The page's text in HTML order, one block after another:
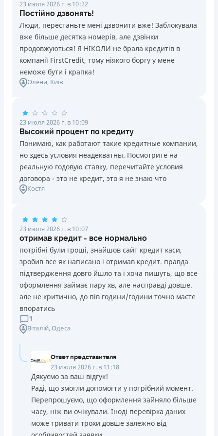
23 июля 2026 г. в 10:22
Постійно дзвонять!
Люди, перестаньте мені дзвонити вже! Заблокувала
вже більше десятка номерів, але дзвінки
продовжуються! Я НІКОЛИ не брала кредитів в
компанії FirstCredit, тому ніякого боргу у мене
неможе бути і крапка!
Олена, Київ
23 июля 2026 г. в 10:09
Высокий процент по кредиту
Понимаю, как работают такие кредитные компании,
но здесь условия неадекватны. Посмотрите на
реальную годовую ставку, перечитайте условия
договора - это не кредит, это я не знаю что
Костя
23 июля 2026 г. в 10:07
отримав кредит - все нормально
потрібні були гроші, знайшов сайт кредит каси,
зробив все як написано і отримав кредит. правда
підтвердження довго йшло та і хоча пишуть, що все
оформлення займає пару хв, але насправді довше.
але не критично, до пів години/години точно маєте
впоратись
1
Віталій, Одеса
Ответ представителя
23 июля 2026 г. в 11:18
Дякуємо за ваш відгук!
Раді, що змогли допомогти у потрібний момент.
Перепрошуємо, що оформлення зайняло більше
часу, ніж ви очікували. Іноді перевірка даних
може тривати трохи довше залежно від